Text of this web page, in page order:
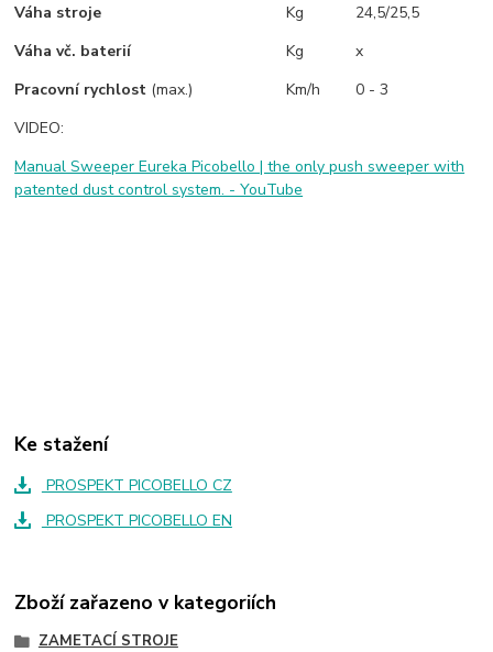
Váha stroje
Kg
24,5/25,5
Váha vč. baterií
Kg
x
Pracovní rychlost (max.) Km/h
0 - 3
VIDEO:
Manual Sweeper Eureka Picobello | the only push sweeper with
patented dust control system. - YouTube
Ke stažení
PROSPEKT PICOBELLO CZ
PROSPEKT PICOBELLO EN
Zboží zařazeno v kategoriích
ZAMETACÍ STROJE